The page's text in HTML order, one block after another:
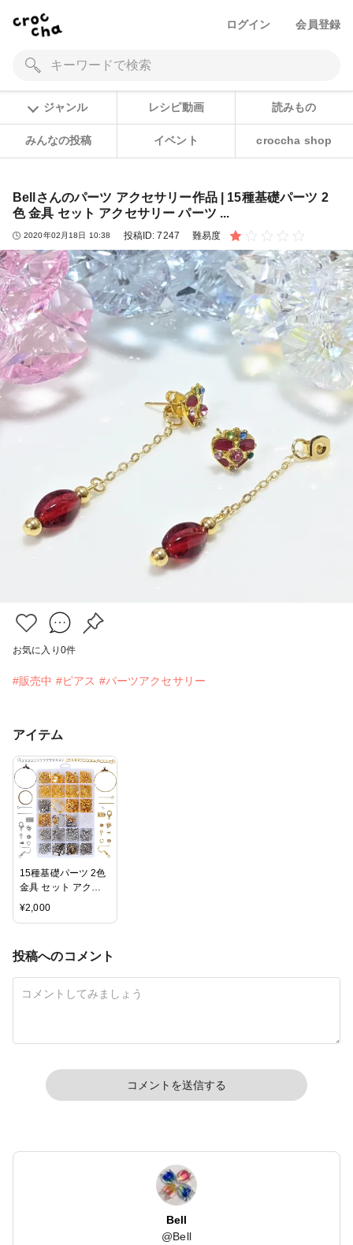
ログイン 会員登録
ジャンル レシピ動画 読みもの
みんなの投稿 イベント croccha shop
Bellさんのパーツ アクセサリー作品 | 15種基礎パーツ 2
色 金具 セット アクセサリー パーツ ...
2020年02月18日 10:38 投稿ID:7247 難易度
お気に入り 0件
#販売中 #ピアス #パーツアクセサリー
アイテム
15種基礎パーツ 2色
金具 セット アクセ
サリー パーツ ピア
ス パーツ カニカン
フック チェーン ハ
¥2,000
投稿へのコメント
コメントを送信する
Bell
@Bell